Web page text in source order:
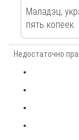
Маладэц,
пять копеек.
Недостаточно